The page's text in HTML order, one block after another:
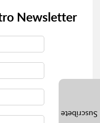
Newsletter
Suscríbete